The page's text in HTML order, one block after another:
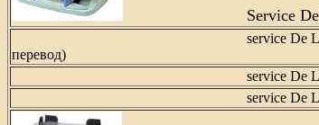
Service
service De La Rue
перевод)
service De La Rue
service De La Rue